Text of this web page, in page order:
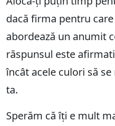
dacă firma pentru
abordează un anumit
răspunsul este
încât acele culori să
ta.
Sperăm că îți e mult